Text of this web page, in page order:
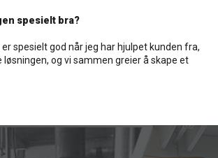
spesielt bra?
spesielt god når jeg har hjulpet kunden fra,
og vi sammen greier å skape et